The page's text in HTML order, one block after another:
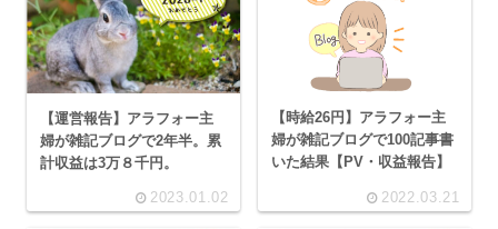
【運営報告】アラフォー主
婦が雑記ブログで2年半。累
計収益は3万８千円。
2023.01.02
【時給26円】アラフォー主
婦が雑記ブログで100記事書
いた結果【PV・収益報告】
2022.03.21